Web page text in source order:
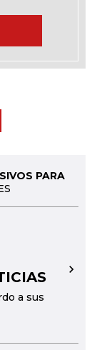
PARA
a sus
→